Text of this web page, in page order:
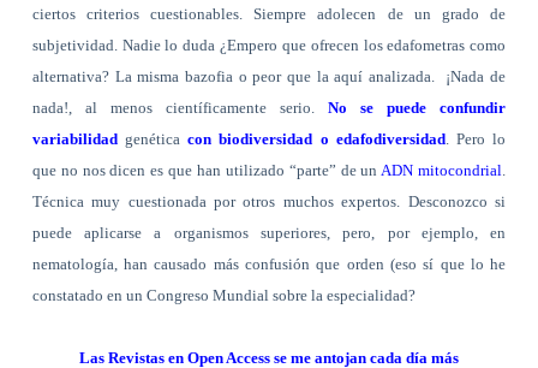
ciertos criterios cuestionables. Siempre adolecen de un grado de
subjetividad. Nadie lo duda ¿Empero que ofrecen los edafometras como
alternativa? La misma bazofia o peor que la aquí analizada.
¡Nada de
nada!, al menos científicamente serio.No se puede confundir
variabilidadgenética con biodiversidad o edafodiversidad. Pero lo
que no nos dicen es que han utilizado “parte” de un ADN mitocondrial
Técnica muy cuestionada por otros muchos expertos. Desconozco si
puede aplicarse a organismos superiores, pero, por ejemplo, en
nematología, han causado más confusión que orden (eso sí que lo he
constatado en un Congreso Mundial sobre la especialidad?
Las Revistas en Open Access se me antojan cada día más